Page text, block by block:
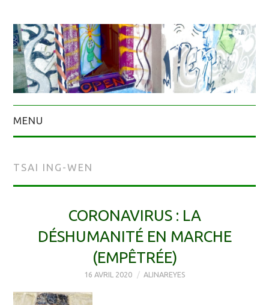
MENU
TSAI ING-WEN
CORONAVIRUS : LA
DÉSHUMANITÉ EN MARCHE
(EMPÊTRÉE)
16 AVRIL 2020 ALINAREYES